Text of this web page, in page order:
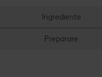
- Acum și pe WhatsApp!
Ingrediente
Preparare